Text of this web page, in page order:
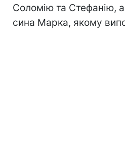
Соломію та Стефанію,
сина Марка, якому